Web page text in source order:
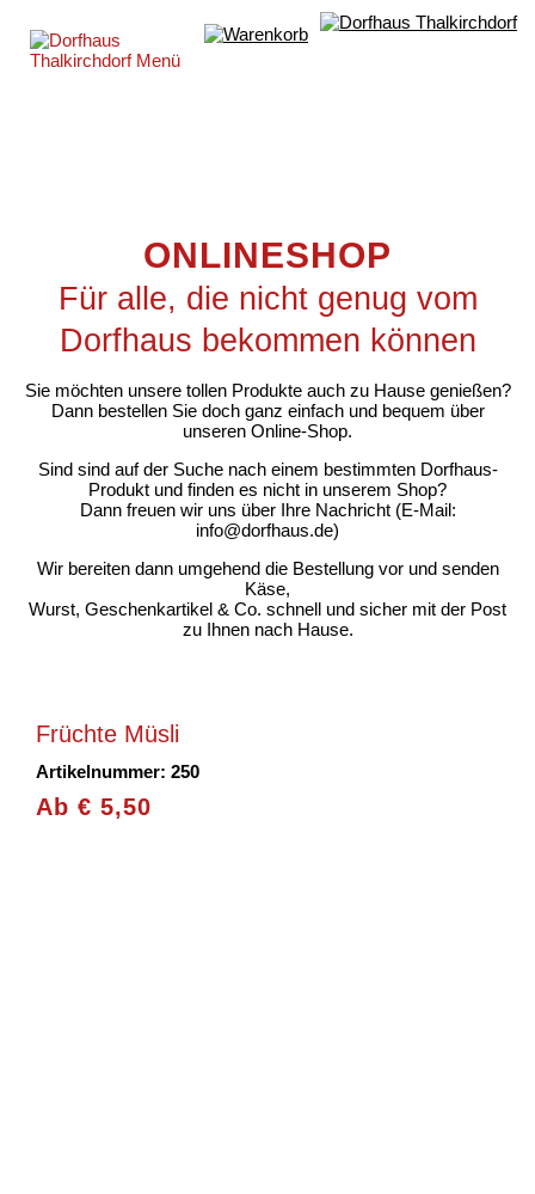
ONLINESHOP
Für alle, die nicht genug vom
Dorfhaus bekommen können
Sie möchten unsere tollen Produkte auch zu Hause genießen?
Dann bestellen Sie doch ganz einfach und bequem über
unseren Online-Shop.
Sind sind auf der Suche nach einem bestimmten Dorfhaus-
Produkt und finden es nicht in unserem Shop?
Dann freuen wir uns über Ihre Nachricht (E-Mail:
info@dorfhaus.de)
Wir bereiten dann umgehend die Bestellung vor und senden
Käse,
Wurst, Geschenkartikel & Co. schnell und sicher mit der Post
zu Ihnen nach Hause.
Früchte Müsli
Artikelnummer: 250
Ab € 5,50